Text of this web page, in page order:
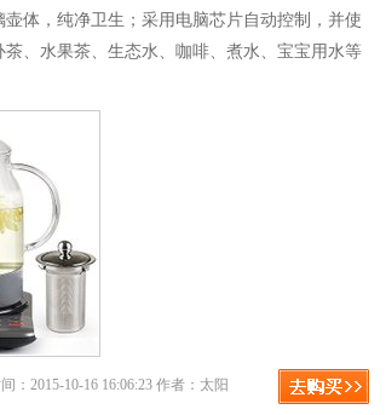
体，纯净卫生；采用电脑芯片自动控制，并使
、水果茶、生态水、咖啡、煮水、宝宝用水等
：2015-10-16 16:06:23 作者：太阳
淘宝优惠券+淘宝返利